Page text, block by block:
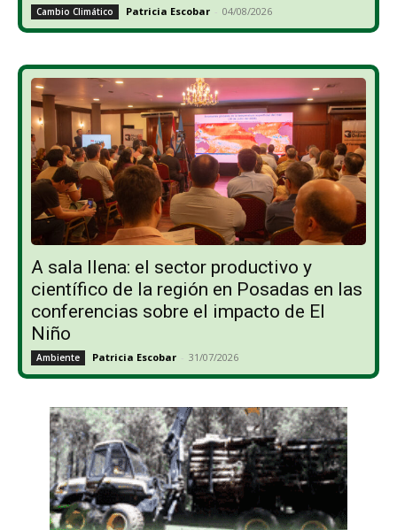
Cambio Climático Patricia Escobar - 04/08/2026
A sala llena: el sector productivo y
científico de la región en Posadas en las
conferencias sobre el impacto de El
Niño
Ambiente Patricia Escobar - 31/07/2026